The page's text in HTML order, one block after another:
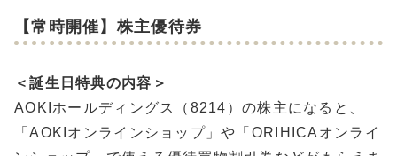
【常時開催】株主優待券
＜誕生日特典の内容＞
AOKIホールディングス（8214）の株主になると、
「AOKIオンラインショップ」や「ORIHICAオンライ